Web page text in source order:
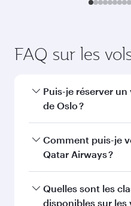
FAQ sur les
Puis-je réserver
de Oslo ?
Oui, Qatar Airways
Oslo. Recherchez les
Comment puis-je
Qatar Airways ?
Vous pouvez voyager
Qatar Airways. Nous
Quelles sont les
disponibles sur les